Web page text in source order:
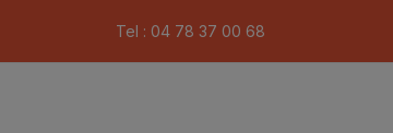
Tel : 04 78 37 00 68